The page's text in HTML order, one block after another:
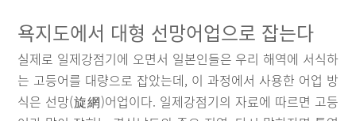
욕지도에서 대형 선망어업으로 잡는다
실제로 일제강점기에 오면서 일본인들은 우리 해역에 서식하
는 고등어를 대량으로 잡았는데, 이 과정에서 사용한 어업 방
식은 선망(旋網)어업이다. 일제강점기의 자료에 따르면 고등